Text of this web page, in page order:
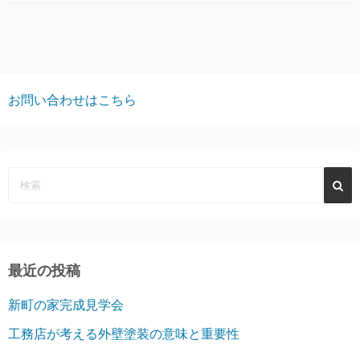
お問い合わせはこちら
最近の投稿
新町の家完成見学会
工務店が考える外壁塗装の意味と重要性